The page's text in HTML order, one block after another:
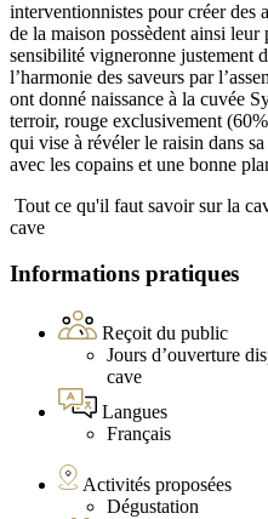
interventionnistes pour créer des
de la maison possèdent ainsi
sensibilité vigneronne justement
l’harmonie des saveurs par
ont donné naissance à la cuvée
terroir, rouge exclusivement
qui vise à révéler le raisin dans
avec les copains et une bonne
Tout ce qu'il faut savoir sur la
cave
Informations pratiques
Reçoit du public
Jours d’ouverture
cave
Langues
Français
Activités proposées
Dégustation